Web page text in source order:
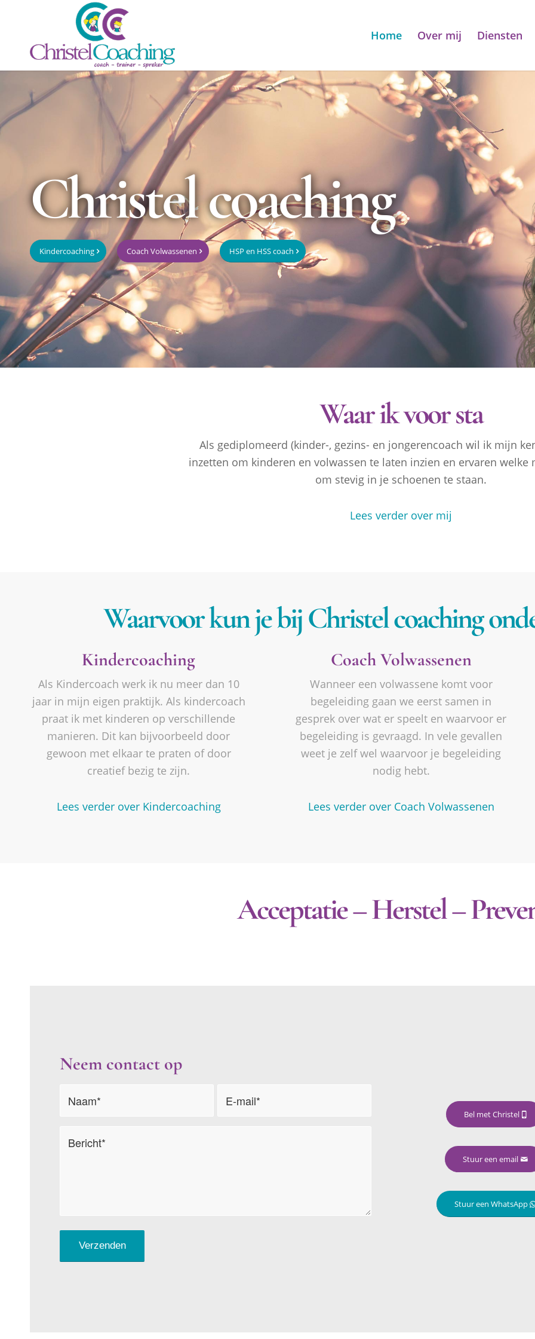
Home Over mij Diensten
Christel coaching
Kindercoaching Coach Volwassenen HSP en HSS coach
Waar ik voor sta
Als gediplomeerd (kinder-, gezins- en jongerencoach wil ik mijn
inzetten om kinderen en volwassen te laten inzien en ervaren welke
om stevig in je schoenen te staan.
Lees verder over mij
Waarvoor kun je bij Christel coaching
Kindercoaching
Als Kindercoach werk ik nu meer dan 10
jaar in mijn eigen praktijk. Als kindercoach
praat ik met kinderen op verschillende
manieren. Dit kan bijvoorbeeld door
gewoon met elkaar te praten of door
creatief bezig te zijn.
Lees verder over Kindercoaching
Coach Volwassenen
Wanneer een volwassene komt voor
begeleiding gaan we eerst samen in
gesprek over wat er speelt en waarvoor er
begeleiding is gevraagd. In vele gevallen
weet je zelf wel waarvoor je begeleiding
nodig hebt.
Lees verder over Coach Volwassenen
Acceptatie – Herstel –
Neem contact op
Bel met Christel
Stuur een email
Stuur een WhatsApp